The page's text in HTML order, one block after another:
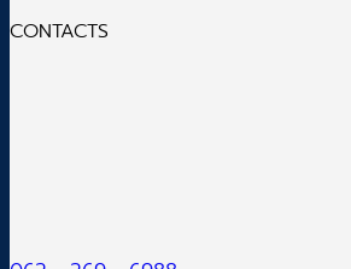
CONTACTS